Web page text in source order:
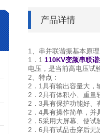
产品详情
1、串并联谐振基本原
1．1 110KV变频串联
电压，是当前高电压试
2、特点：
2．1具有输出容量大，
2．2具有体积小、重量
2．3具有保护功能好、
2．4具有操作简单，并
2．5采用大屏幕、使试
2．6具有试品击穿后无